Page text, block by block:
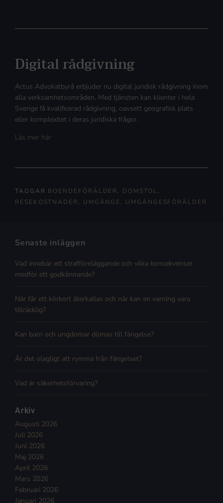
Digital rådgivning
Actus Advokatbyrå erbjuder nu digital juridisk rådgivning inom
alla verksamhetsområden. Med tjänsten kan klienter i hela
Sverige få kvalificerad rådgivning, oavsett geografisk plats
eller komplexitet i deras juridiska frågor.
Läs mer här
TAGGAR BOENDEFÖRÄLDER, DOMSTOL ,
RESEKOSTNADER, UMGÄNGE , UMGÄNGESFÖRÄLDER
Senaste inläggen
Vad innebär ett strafföreläggande och vilka konsekvenser
medför ett godkännande?
När får ett körkort återkallas och när kan en varning vara
tillräcklig?
Kan barn och ungdomar dömas till fängelse?
Är det olagligt att rymma från fängelset?
Vad är säkerhetsförvaring?
Arkiv
Augusti 2026
Juli 2026
Juni 2026
Maj 2026
April 2026
Mars 2026
Februari 2026
Januari 2026